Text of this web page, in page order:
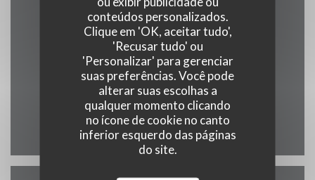
conteúdos personalizados.
Clique em 'OK, aceitar tudo',
'Recusar tudo' ou
'Personalizar' para gerenciar
suas preferências. Você pode
alterar suas escolhas a
qualquer momento clicando
no ícone de cookie no canto
inferior esquerdo das páginas
do site.
178b rue d'Armentières 7782 Ploegsteert
0479 41 17 19
lairedefamilles@gmail.com
Facebook ((abre numa nova